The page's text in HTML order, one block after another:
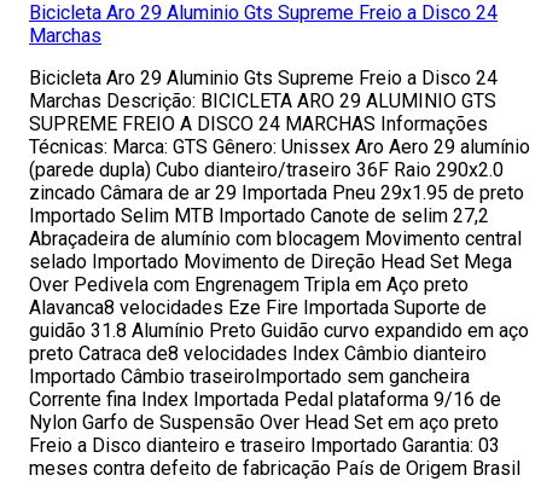
Bicicleta Aro 29 Aluminio Gts Supreme Freio a Disco 24
Marchas
Bicicleta Aro 29 Aluminio Gts Supreme Freio a Disco 24
Marchas Descrição: BICICLETA ARO 29 ALUMINIO GTS
SUPREME FREIO A DISCO 24 MARCHAS Informações
Técnicas: Marca: GTS Gênero: Unissex Aro Aero 29 alumínio
(parede dupla) Cubo dianteiro/traseiro 36F Raio 290x2.0
zincado Câmara de ar 29 Importada Pneu 29x1.95 de preto
Importado Selim MTB Importado Canote de selim 27,2
Abraçadeira de alumínio com blocagem Movimento central
selado Importado Movimento de Direção Head Set Mega
Over Pedivela com Engrenagem Tripla em Aço preto
Alavanca8 velocidades Eze Fire Importada Suporte de
guidão 31.8 Alumínio Preto Guidão curvo expandido em aço
preto Catraca de8 velocidades Index Câmbio dianteiro
Importado Câmbio traseiroImportado sem gancheira
Corrente fina Index Importada Pedal plataforma 9/16 de
Nylon Garfo de Suspensão Over Head Set em aço preto
Freio a Disco dianteiro e traseiro Importado Garantia: 03
meses contra defeito de fabricação País de Origem Brasil